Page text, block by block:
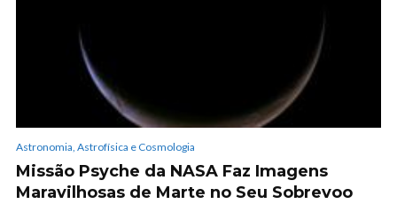
Astronomia, Astrofísica e Cosmologia
Missão Psyche da NASA Faz Imagens
Maravilhosas de Marte no Seu Sobrevoo